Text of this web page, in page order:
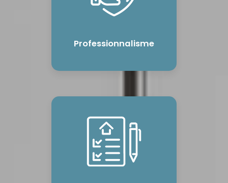
Professionnalisme